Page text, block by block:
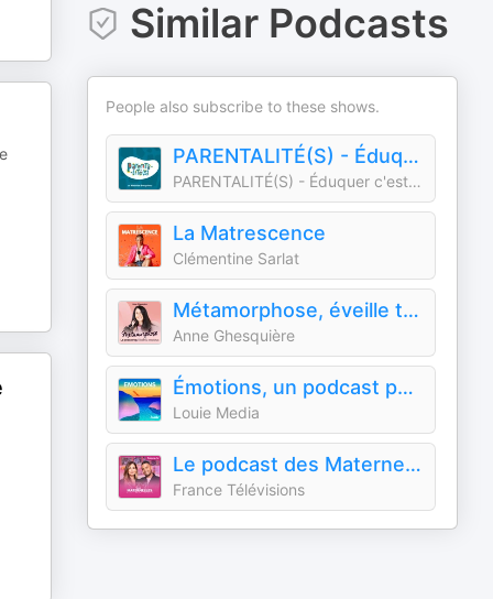
Similar Podcasts
People also subscribe to these shows.
PARENTALITÉ(S) - Éduquer c'est comprendre.
PARENTALITÉ(S) - Éduquer c'est comprendre.
La Matrescence
Clémentine Sarlat
Métamorphose, éveille ta conscience !
Anne Ghesquière
Émotions, un podcast pour mettre des mots sur vos émotions, présenté par Marie Misset
Louie Media
Le podcast des Maternelles
France Télévisions